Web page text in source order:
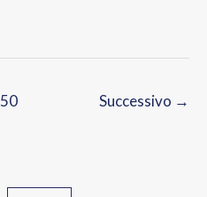
50 Successivo →